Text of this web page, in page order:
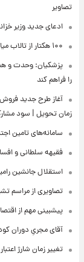
تصاویر
ادعای جدید وزیر
۱۰۰ هکتار از تالاب میانکاله در آتش عمدی خاکستر شد + تصاویر
پزشکیان: وحدت و
را فراهم کند
آغاز طرح جدید
زمان تحویل | سود
سامانه‌های تامین
فقیهه سلطانی و
استقلال جانشین
تصاویری از مراسم
پیشبینی مهم از
آقای مجریِ دوران
تغییر زمان شارژ